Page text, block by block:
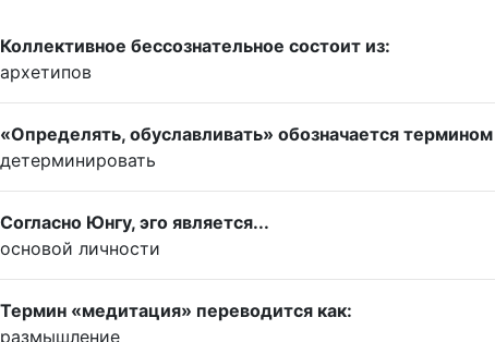
Коллективное бессознательное состоит из:
архетипов
«Определять, обуславливать» обозначается термином
детерминировать
Согласно Юнгу, эго является...
основой личности
Термин «медитация» переводится как:
размышление